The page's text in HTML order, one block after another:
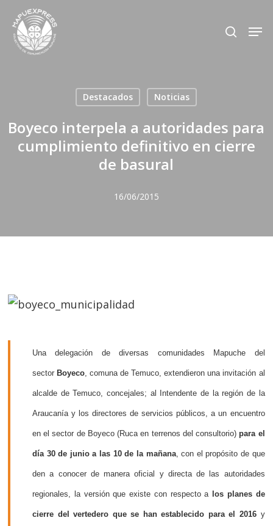
main
search
Destacados Noticias
Boyeco interpela a autoridades para
cumplimiento definitivo en cierre
de basural
16/06/2015
Una delegación de diversas comunidades Mapuche del
sector Boyeco, comuna de Temuco, extendieron una invitación al
alcalde de Temuco, concejales; al Intendente de la región de la
Araucanía y los directores de servicios públicos, a un encuentro
en el sector de Boyeco (Ruca en terrenos del consultorio)para el
día 30 de junio a las 10 de la mañana, con el propósito de que
den a conocer de manera oficial y directa de las autoridades
regionales, la versión que existe con respecto a los planes de
cierre del vertedero que se han establecido para el 2016 y
Close